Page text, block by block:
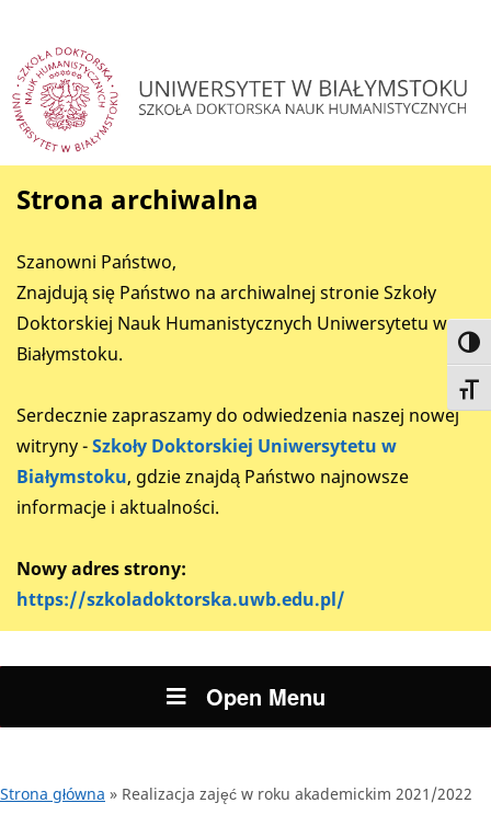
Strona archiwalna
Szanowni Państwo,
Znajdują się Państwo na archiwalnej stronie Szkoły
Doktorskiej Nauk Humanistycznych Uniwersytetu w
Białymstoku.
Serdecznie zapraszamy do odwiedzenia naszej nowej
witryny -Szkoły Doktorskiej Uniwersytetu w
Białymstoku, gdzie znajdą Państwo najnowsze
informacje i aktualności.
Nowy adres strony:
https://szkoladoktorska.uwb.edu.pl/
Open Menu
Strona główna » Realizacja zajęć w roku akademickim 2021/2022